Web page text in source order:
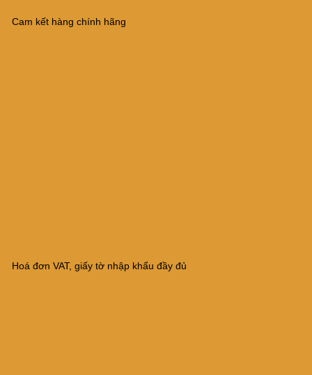
Cam kết hàng chính hãng
Hoá đơn VAT, giấy tờ nhập khẩu đầy đủ